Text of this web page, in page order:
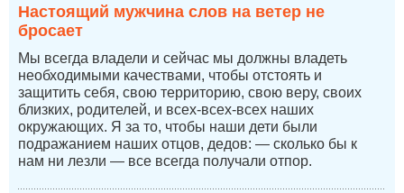
Настоящий мужчина слов на ветер не
бросает
Мы всегда владели и сейчас мы должны владеть
необходимыми качествами, чтобы отстоять и
защитить себя, свою территорию, свою веру, своих
близких, родителей, и всех-всех-всех наших
окружающих. Я за то, чтобы наши дети были
подражанием наших отцов, дедов: — сколько бы к
нам ни лезли — все всегда получали отпор.